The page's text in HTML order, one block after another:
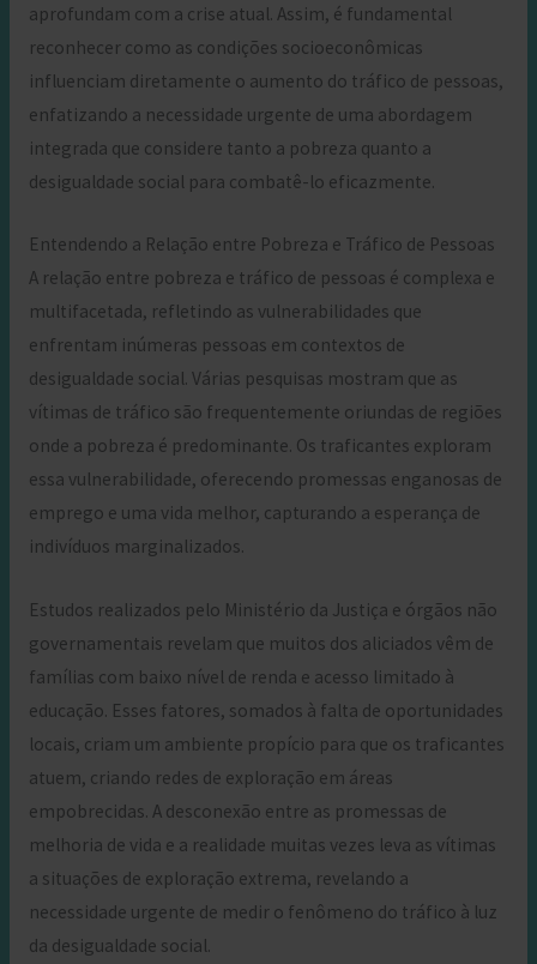
aprofundam com a crise atual. Assim, é fundamental
reconhecer como as condições socioeconômicas
influenciam diretamente o aumento do tráfico de pessoas,
enfatizando a necessidade urgente de uma abordagem
integrada que considere tanto a pobreza quanto a
desigualdade social para combatê-lo eficazmente.
Entendendo a Relação entre Pobreza e Tráfico de Pessoas
A relação entre pobreza e tráfico de pessoas é complexa e
multifacetada, refletindo as vulnerabilidades que
enfrentam inúmeras pessoas em contextos de
desigualdade social. Várias pesquisas mostram que as
vítimas de tráfico são frequentemente oriundas de regiões
onde a pobreza é predominante. Os traficantes exploram
essa vulnerabilidade, oferecendo promessas enganosas de
emprego e uma vida melhor, capturando a esperança de
indivíduos marginalizados.
Estudos realizados pelo Ministério da Justiça e órgãos não
governamentais revelam que muitos dos aliciados vêm de
famílias com baixo nível de renda e acesso limitado à
educação. Esses fatores, somados à falta de oportunidades
locais, criam um ambiente propício para que os traficantes
atuem, criando redes de exploração em áreas
empobrecidas. A desconexão entre as promessas de
melhoria de vida e a realidade muitas vezes leva as vítimas
a situações de exploração extrema, revelando a
necessidade urgente de medir o fenômeno do tráfico à luz
da desigualdade social.